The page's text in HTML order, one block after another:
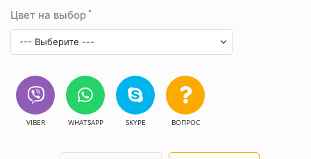
Цвет на выбор *
--- Выберите ---
VIBER WHATSAPP SKYPE ВОПРОС